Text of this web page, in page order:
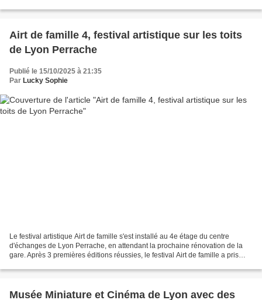
Airt de famille 4, festival artistique sur les toits
de Lyon Perrache
Publié le 15/10/2025 à 21:35
Par Lucky Sophie
Le festival artistique Airt de famille s'est installé au 4e étage du centre
d'échanges de Lyon Perrache, en attendant la prochaine rénovation de la
gare. Après 3 premières éditions réussies, le festival Airt de famille a pris
Musée Miniature et Cinéma de Lyon avec des